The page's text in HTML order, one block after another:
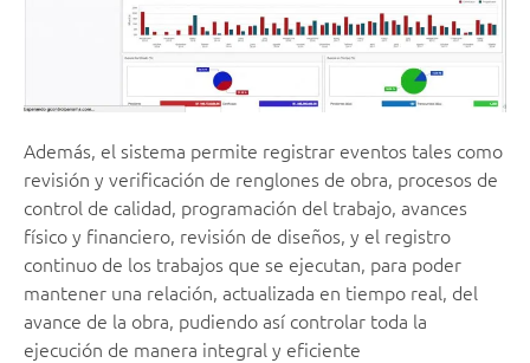
Además, el sistema permite registrar eventos tales como
revisión y verificación de renglones de obra, procesos de
control de calidad, programación del trabajo, avances
físico y financiero, revisión de diseños, y el registro
continuo de los trabajos que se ejecutan, para poder
mantener una relación, actualizada en tiempo real, del
avance de la obra, pudiendo así controlar toda la
ejecución de manera integral y eficiente